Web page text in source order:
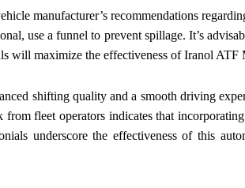
manufacturer’s recommendations
use a funnel to prevent spillage. It’s
will maximize the effectiveness of Iranol
shifting quality and a smooth driving
fleet operators indicates that
underscore the effectiveness of this